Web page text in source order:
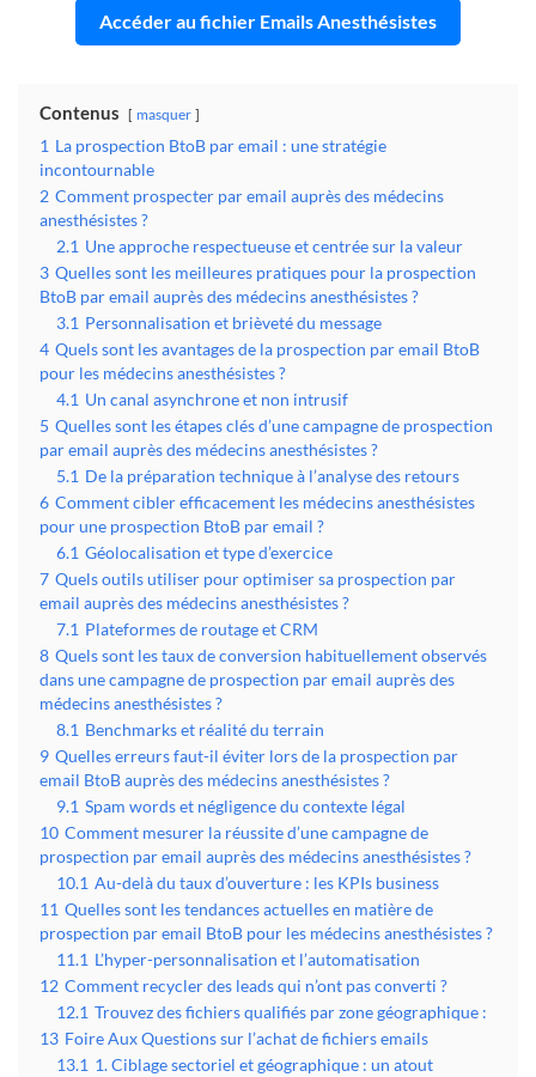
Accéder au fichier Emails Anesthésistes
Contenus masquer
1 La prospection BtoB par email : une stratégie
incontournable
2 Comment prospecter par email auprès des médecins
anesthésistes ?
2.1 Une approche respectueuse et centrée sur la valeur
3 Quelles sont les meilleures pratiques pour la prospection
BtoB par email auprès des médecins anesthésistes ?
3.1 Personnalisation et brièveté du message
4 Quels sont les avantages de la prospection par email BtoB
pour les médecins anesthésistes ?
4.1 Un canal asynchrone et non intrusif
5 Quelles sont les étapes clés d’une campagne de prospection
par email auprès des médecins anesthésistes ?
5.1 De la préparation technique à l’analyse des retours
6 Comment cibler efficacement les médecins anesthésistes
pour une prospection BtoB par email ?
6.1 Géolocalisation et type d’exercice
7 Quels outils utiliser pour optimiser sa prospection par
email auprès des médecins anesthésistes ?
7.1 Plateformes de routage et CRM
8 Quels sont les taux de conversion habituellement observés
dans une campagne de prospection par email auprès des
médecins anesthésistes ?
8.1 Benchmarks et réalité du terrain
9 Quelles erreurs faut-il éviter lors de la prospection par
email BtoB auprès des médecins anesthésistes ?
9.1 Spam words et négligence du contexte légal
10 Comment mesurer la réussite d’une campagne de
prospection par email auprès des médecins anesthésistes ?
10.1 Au-delà du taux d’ouverture : les KPIs business
11 Quelles sont les tendances actuelles en matière de
prospection par email BtoB pour les médecins anesthésistes ?
11.1 L’hyper-personnalisation et l’automatisation
12 Comment recycler des leads qui n’ont pas converti ?
12.1 Trouvez des fichiers qualifiés par zone géographique :
13 Foire Aux Questions sur l’achat de fichiers emails
13.1 1. Ciblage sectoriel et géographique : un atout